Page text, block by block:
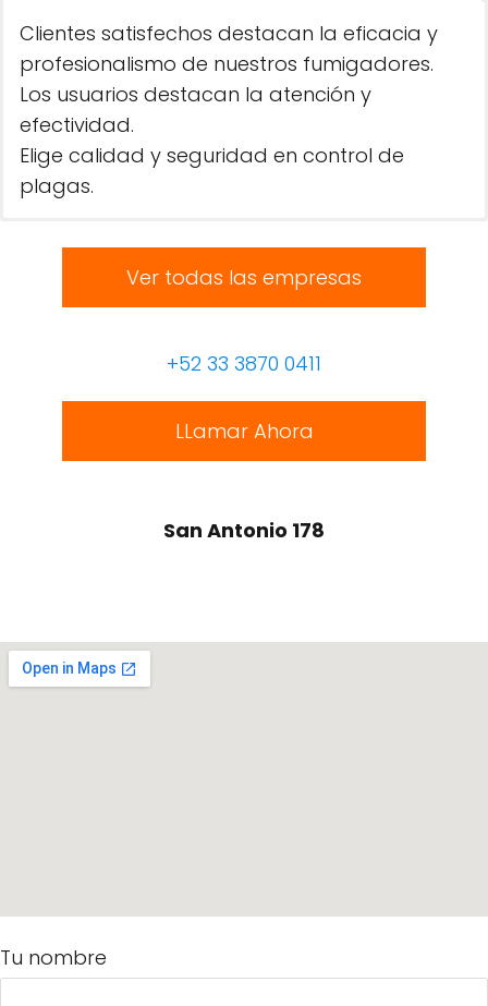
Clientes satisfechos destacan la eficacia y
profesionalismo de nuestros fumigadores.
Los usuarios destacan la atención y
efectividad.
Elige calidad y seguridad en control de
plagas.
Ver todas las empresas
+52 33 3870 0411
LLamar Ahora
San Antonio 178
Tu nombre